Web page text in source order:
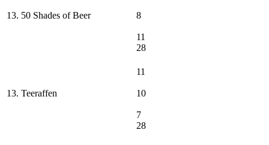
13. 50 Shades of Beer 8
11
28
13. Teeraffen
11
10
7
28